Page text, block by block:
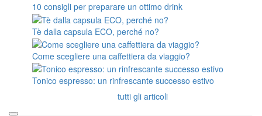
10 consigli per preparare un ottimo drink
Tè dalla capsula ECO, perché no?
Come scegliere una caffettiera da viaggio?
Tonico espresso: un rinfrescante successo estivo
tutti gli articoli